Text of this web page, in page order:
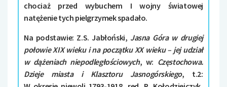
chociaż przed wybuchem I wojny światowej
natężenie tych pielgrzymek spadało.
Na podstawie: Z.S. Jabłoński, Jasna Góra w drugiej
połowie XIX wieku i na początku XX wieku – jej udział
w dążeniach niepodległościowych, w: Częstochowa.
Dzieje miasta i Klasztoru Jasnogórskiego, t.2: